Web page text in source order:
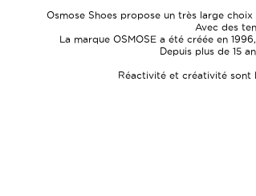
Osmose Shoes propose un très large
Avec des
La marque OSMOSE a été créée en
Depuis plus de 15
Réactivité et créativité sont